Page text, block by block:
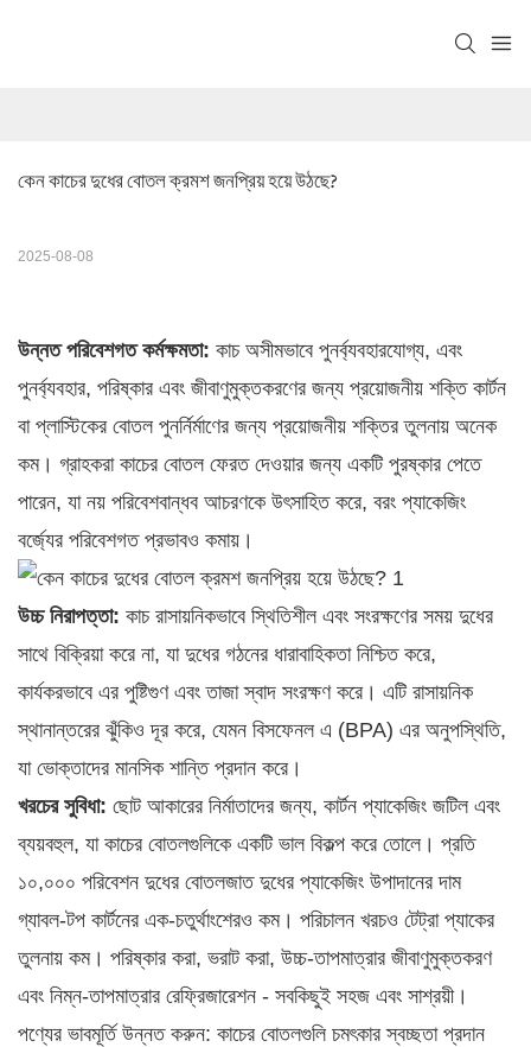
কেন কাচের দুধের বোতল ক্রমশ জনপ্রিয় হয়ে উঠছে?
2025-08-08
উন্নত পরিবেশগত কর্মক্ষমতা: কাচ অসীমভাবে পুনর্ব্যবহারযোগ্য, এবং
পুনর্ব্যবহার, পরিষ্কার এবং জীবাণুমুক্তকরণের জন্য প্রয়োজনীয় শক্তি কার্টন
বা প্লাস্টিকের বোতল পুনর্নির্মাণের জন্য প্রয়োজনীয় শক্তির তুলনায় অনেক
কম। গ্রাহকরা কাচের বোতল ফেরত দেওয়ার জন্য একটি পুরষ্কার পেতে
পারেন, যা নয় পরিবেশবান্ধব আচরণকে উৎসাহিত করে, বরং প্যাকেজিং
বর্জ্যের পরিবেশগত প্রভাবও কমায়।
উচ্চ নিরাপত্তা: কাচ রাসায়নিকভাবে স্থিতিশীল এবং সংরক্ষণের সময় দুধের
সাথে বিক্রিয়া করে না, যা দুধের গঠনের ধারাবাহিকতা নিশ্চিত করে,
কার্যকরভাবে এর পুষ্টিগুণ এবং তাজা স্বাদ সংরক্ষণ করে। এটি রাসায়নিক
স্থানান্তরের ঝুঁকিও দূর করে, যেমন বিসফেনল এ (BPA) এর অনুপস্থিতি,
যা ভোক্তাদের মানসিক শান্তি প্রদান করে।
খরচের সুবিধা: ছোট আকারের নির্মাতাদের জন্য, কার্টন প্যাকেজিং জটিল এবং
ব্যয়বহুল, যা কাচের বোতলগুলিকে একটি ভাল বিকল্প করে তোলে। প্রতি
১০,০০০ পরিবেশন দুধের বোতলজাত দুধের প্যাকেজিং উপাদানের দাম
গ্যাবল-টপ কার্টনের এক-চতুর্থাংশেরও কম। পরিচালন খরচও টেট্রা প্যাকের
তুলনায় কম। পরিষ্কার করা, ভরাট করা, উচ্চ-তাপমাত্রার জীবাণুমুক্তকরণ
এবং নিম্ন-তাপমাত্রার রেফ্রিজারেশন - সবকিছুই সহজ এবং সাশ্রয়ী।
পণ্যের ভাবমূর্তি উন্নত করুন: কাচের বোতলগুলি চমৎকার স্বচ্ছতা প্রদান